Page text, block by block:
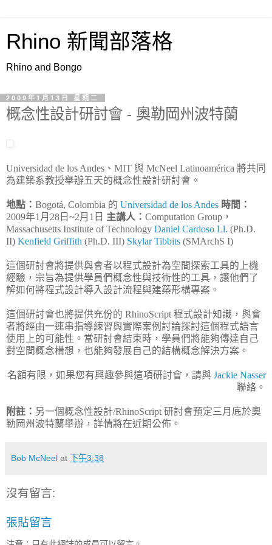
Rhino 新聞部落格
Rhino and Bongo
2009年1月13日 星期二
概念性設計研討會 - 奧勒岡州波特蘭
Universidad de los Andes、MIT 與 McNeel Latinoamérica 將共同
為建築系教授舉辦五天的概念性設計研討會。
地點： Bogotá, Colombia 的 Universidad de los Andes 時間：
2009年1月28日~2月1日 主講人： Computation Group，
Massachusetts Institute of Technology Daniel Cardoso Ll. (Ph.D.
II) Kenfield Griffith (Ph.D. III) Skylar Tibbits (SMArchS I)
這個研討會將提供與會者以程式設計為空間探索工具的上機
經驗，宗旨為提供學員們概念性與技術性的工具，讓他們了
解如何將程式設計導入設計流程與建築形構專案。
這個研討會也將提供充份的 RhinoScript 程式設計知識，與會
者將經由一連串指導練習與實際案例討論探討這個程式語言
使用上的可能性。當研討會結束時，學員們將能夠傳達自己
對空間概念構想，也能夠發展自己的結構概念解決方案。
名額有限，如果您有興趣參與這項研討會，請與 Jackie Nasser
聯絡。
附註： 另一個概念性設計/RhinoScript 研討會預定三月底於奧
勒岡州波特蘭舉辦，詳情將在近期公佈。
Bob McNeel at 下午3:38
沒有留言:
張貼留言